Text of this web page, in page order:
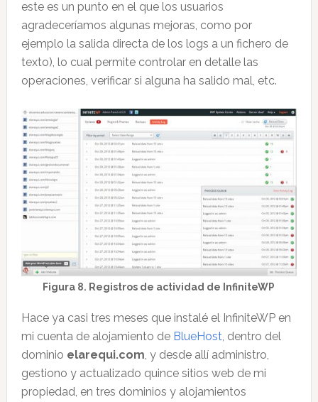
este es un punto en el que los usuarios
agradeceríamos algunas mejoras, como por
ejemplo la salida directa de los logs a un fichero de
texto), lo cual permite controlar en detalle las
operaciones, verificar si alguna ha salido mal, etc.
Figura 8. Registros de actividad de InfiniteWP
Hace ya casi tres meses que instalé el InfiniteWP en
mi cuenta de alojamiento de BlueHost , dentro del
dominio elarequi.com , y desde allí administro,
gestiono y actualizado quince sitios web de mi
propiedad, en tres dominios y alojamientos